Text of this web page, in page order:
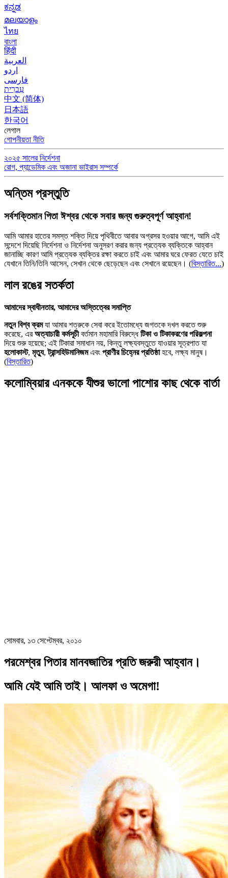
ಕನ್ನಡ
മലയാളം
ไทย
বাংলা
हिंदी
العربية
اردو
فارسی
עִברִית
中文 (简体)
日本語
한국어
লেগাল
গোপনীয়তা নীতি
২০২৫ সালের নির্দেশনা
রোগ, প্যান্ডেমিক এবং অজানা ভাইরাস সম্পর্কে
অন্তিম প্রস্তুতি
সর্বশক্তিমান পিতা ঈশ্বর থেকে সবার জন্য গুরুত্বপূর্ণ আহ্বান!
আমি আমার হাতের সমস্ত শক্তি দিয়ে পৃথিবীতে আবার অগ্রসর হওয়ার আগে, আমি এই
সন্দেশে দিয়েছি নির্দেশনা ও নির্দেশনা অনুসরণ করার জন্য প্রত্যেক ব্যক্তিকে আহ্বান
জানাচ্ছি কারণ আমি প্রত্যেক ব্যক্তির রক্ষা করতে চাই এবং আমার ঘরে ফেরত যেতে চাই
যেখানে তিনি/তিনি আসেন, সেখান থেকে ছেড়েছেন এবং সেখানে রয়েছেন। (বিস্তারিত...)
লাল রঙের সতর্কতা
আমাদের স্বাধীনতার, আমাদের অস্তিত্বের সমাপ্তি
নতুন বিশ্ব ক্রমযা আমার শত্রুকে সেবা করে ইতোমধ্যে জগতকে দখল করতে শুরু
করেছে, এরঅত্যাচারী কর্মসূচীবর্তমান মহামারি বিরুদ্ধেটিকা ও টিকাকরণের পরিকল্পনা
দিয়ে শুরু হয়েছে; এই টিকারা সমাধান নয়, কিন্তু লক্ষ্যবস্তুতে যাওয়ার সূত্রপাত যা
হলোকাস্ট, মৃত্যু,ট্রান্সহিউমানিজমএবং প্রাণীর চিহ্নের প্রতিষ্ঠাহবে, লক্ষ্য মানুষ।
(বিস্তারিত)
কলোম্বিয়ার এনককে যীশুর ভালো পাশোর কাছ থেকে বার্তা
সোমবার, ১৩ সেপ্টেম্বর, ২০১০
পরমেশ্বর পিতার মানবজাতির প্রতি জরুরী আহ্বান।
আমি যেই আমি তাই। আলফা ও অমেগা!